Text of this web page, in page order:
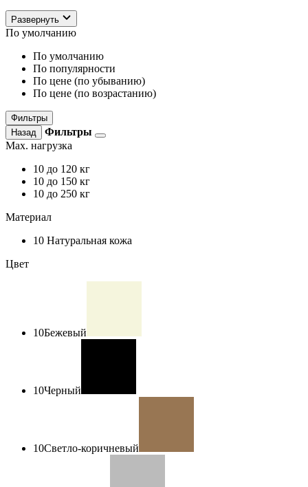
Развернуть
По умолчанию
По умолчанию
По популярности
По цене (по убыванию)
По цене (по возрастанию)
Фильтры
Назад
Фильтры
Max. нагрузка
10 до 120 кг
10 до 150 кг
10 до 250 кг
Материал
10 Натуральная кожа
Цвет
10Бежевый
10Черный
10Светло-коричневый